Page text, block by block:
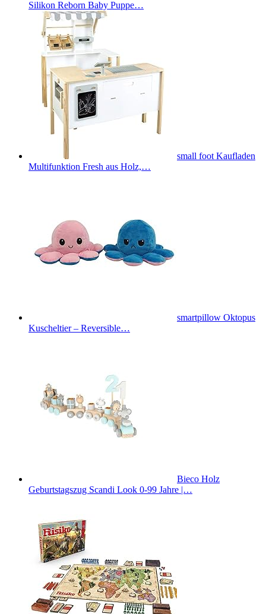
Silikon Reborn Baby Puppe…
small foot Kaufladen
Multifunktion Fresh aus Holz,…
smartpillow Oktopus
Kuscheltier – Reversible…
Bieco Holz
Geburtstagszug Scandi Look 0-99 Jahre |…